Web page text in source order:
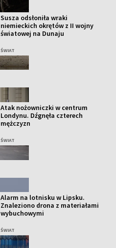
Susza odsłoniła wraki
niemieckich okrętów z II wojny
światowej na Dunaju
ŚWIAT
Atak nożowniczki w centrum
Londynu. Dźgnęła czterech
mężczyzn
ŚWIAT
Alarm na lotnisku w Lipsku.
Znaleziono drona z materiałami
wybuchowymi
ŚWIAT